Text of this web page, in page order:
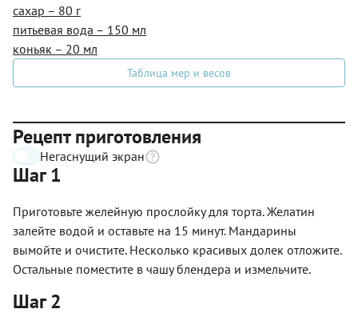
сахар – 80 г
питьевая вода – 150 мл
коньяк – 20 мл
Таблица мер и весов
Рецепт приготовления
Негаснущий экран
Шаг 1
Приготовьте желейную прослойку для торта. Желатин
залейте водой и оставьте на 15 минут. Мандарины
вымойте и очистите. Несколько красивых долек отложите.
Остальные поместите в чашу блендера и измельчите.
Шаг 2